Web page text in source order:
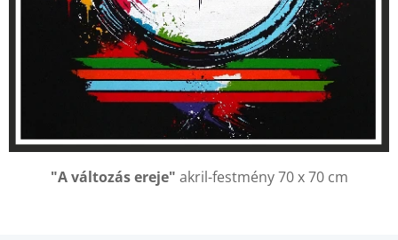
"A változás ereje" akril-festmény 70 x 70 cm